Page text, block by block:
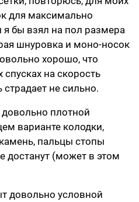
для максимально
я бы взял на пол размера
шнуровка и моно-носок
хорошо, что
на скорость
не сильно.
плотной
варианте колодки,
пальцы стопы
достанут (может в этом
довольно условной